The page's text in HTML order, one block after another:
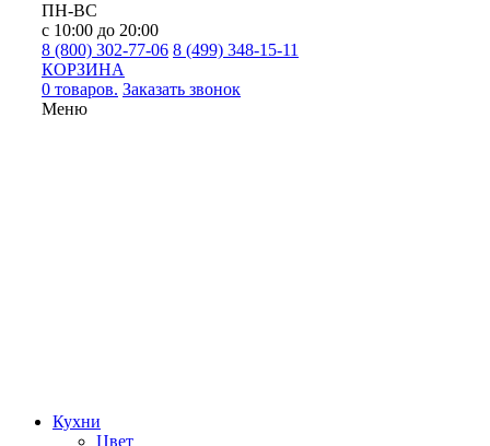
ПН-ВС
с 10:00 до 20:00
8 (800) 302-77-06 8 (499) 348-15-11
КОРЗИНА
0 товаров. Заказать звонок
Меню
Кухни
Цвет